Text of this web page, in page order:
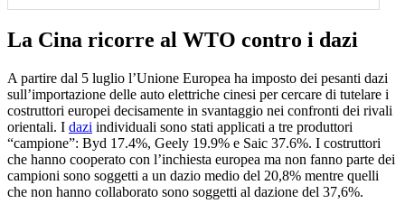
La Cina ricorre al WTO contro i dazi
A partire dal 5 luglio l’Unione Europea ha imposto dei pesanti dazi
sull’importazione delle auto elettriche cinesi per cercare di tutelare i
costruttori europei decisamente in svantaggio nei confronti dei rivali
orientali. I dazi individuali sono stati applicati a tre produttori
“campione”: Byd 17.4%, Geely 19.9% e Saic 37.6%. I costruttori
che hanno cooperato con l’inchiesta europea ma non fanno parte dei
campioni sono soggetti a un dazio medio del 20,8% mentre quelli
che non hanno collaborato sono soggetti al dazione del 37,6%.